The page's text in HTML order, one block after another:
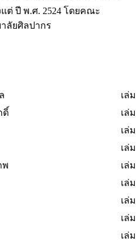
ต่ ปี พ.ศ. 2524 โดยคณะ
ลัยศิลปากร
เล่
ดิ์
เล่
เล่
เล่
พ
เล่
เล่
เล่
เล่
เล่